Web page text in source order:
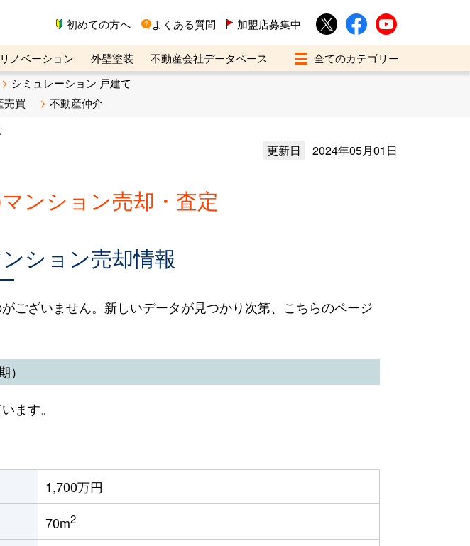
初めての方へ よくある質問 加盟店募集中
リノベーション 外壁塗装
不動産会社データベース
不動産売却ご相談デスク
シミュレーション 戸建て
売買 不動産仲介
更新日 2024年05月01日
ンション売却・査定
ション売却情報
ございません。新しいデータが見つかり次第、こちらのページ
ます。
1,700万円
70m2